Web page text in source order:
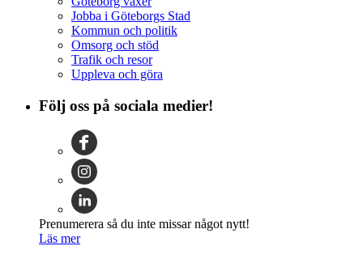
Jobba i Göteborgs Stad
Kommun och politik
Omsorg och stöd
Trafik och resor
Uppleva och göra
Följ oss på sociala medier!
Prenumerera så du inte missar något nytt!
Läs mer